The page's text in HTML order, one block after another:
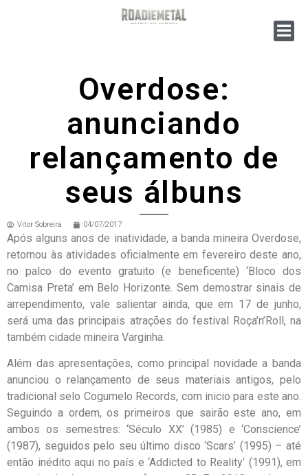
Overdose:
anunciando
relançamento de
seus álbuns
Vitor Sobreira 04/07/2017
Após alguns anos de inatividade, a banda mineira Overdose,
retornou às atividades oficialmente em fevereiro deste ano,
no palco do evento gratuito (e beneficente) ‘Bloco dos
Camisa Preta’ em Belo Horizonte. Sem demostrar sinais de
arrependimento, vale salientar ainda, que em 17 de junho,
será uma das principais atrações do festival Roça’n’Roll, na
também cidade mineira Varginha.
Além das apresentações, como principal novidade a banda
anunciou o relançamento de seus materiais antigos, pelo
tradicional selo Cogumelo Records, com inicio para este ano.
Seguindo a ordem, os primeiros que sairão este ano, em
ambos os semestres: ‘Século XX’ (1985) e ‘Conscience’
(1987), seguidos pelo seu último disco ‘Scars’ (1995) – até
então inédito aqui no país e ‘Addicted to Reality’ (1991), em